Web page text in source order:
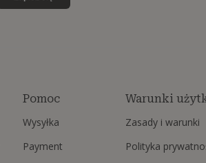
Pomoc
Wysyłka
Payment
Warunki
Zasady i warunki
Polityka